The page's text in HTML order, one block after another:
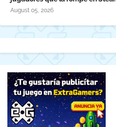
August 05, 2026